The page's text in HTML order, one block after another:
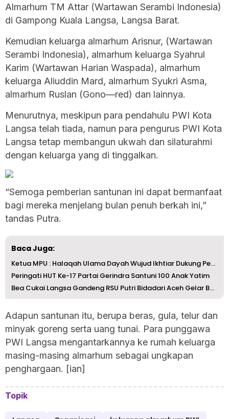
Almarhum TM Attar (Wartawan Serambi Indonesia)
di Gampong Kuala Langsa, Langsa Barat.
Kemudian keluarga almarhum Arisnur, (Wartawan
Serambi Indonesia), almarhum keluarga Syahrul
Karim (Wartawan Harian Waspada), almarhum
keluarga Aliuddin Mard, almarhum Syukri Asma,
almarhum Ruslan (Gono—red) dan lainnya.
Menurutnya, meskipun para pendahulu PWI Kota
Langsa telah tiada, namun para pengurus PWI Kota
Langsa tetap membangun ukwah dan silaturahmi
dengan keluarga yang di tinggalkan.
“Semoga pemberian santunan ini dapat bermanfaat
bagi mereka menjelang bulan penuh berkah ini,”
tandas Putra.
Baca Juga:
Ketua MPU : Halaqah Ulama Dayah Wujud Ikhtiar Dukung Pemb...
Peringati HUT Ke-17 Partai Gerindra Santuni 100 Anak Yatim
Bea Cukai Langsa Gandeng RSU Putri Bidadari Aceh Gelar Ba...
Adapun santunan itu, berupa beras, gula, telur dan
minyak goreng serta uang tunai. Para punggawa
PWI Langsa mengantarkannya ke rumah keluarga
masing-masing almarhum sebagai ungkapan
penghargaan. [ian]
Topik